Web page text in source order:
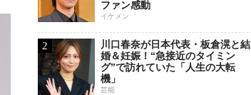
ファン感動
イケメン
2
川口春奈が日本代表・板倉滉と結
婚＆妊娠！“急接近のタイミン
グ”で訪れていた「人生の大転
機」
芸能